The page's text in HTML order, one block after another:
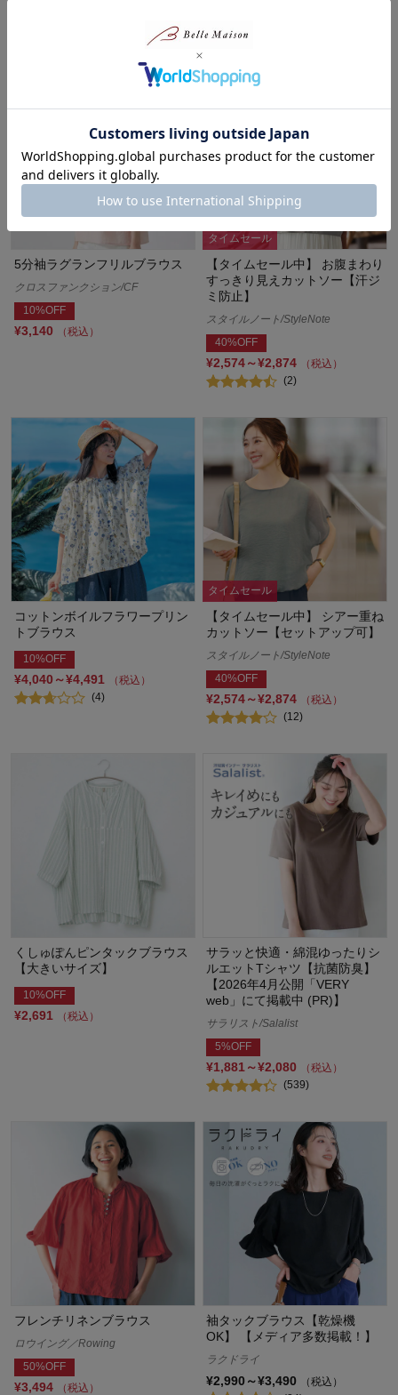
5分袖ラグランフリルブラウス
クロスファンクション/CF
10%OFF
¥3,140 （税込）
タイムセール
【タイムセール中】 お腹まわり
すっきり見えカットソー【汗ジ
ミ防止】
スタイルノート/StyleNote
40%OFF
¥2,574～¥2,874
（税込）
(2)
コットンボイルフラワープリン
トブラウス
10%OFF
¥4,040～¥4,491
（税込）
(4)
タイムセール
【タイムセール中】 シアー重ね
カットソー【セットアップ可】
スタイルノート/StyleNote
40%OFF
¥2,574～¥2,874
（税込）
(12)
くしゅぽんピンタックブラウス
【大きいサイズ】
10%OFF
¥2,691 （税込）
サラッと快適・綿混ゆったりシ
ルエットTシャツ【抗菌防臭】
【2026年4月公開「VERY
web」にて掲載中 (PR)】
サラリスト/Salalist
5%OFF
¥1,881～¥2,080
（税込）
(539)
フレンチリネンブラウス
ロウイング／Rowing
50%OFF
¥3,494 （税込）
袖タックブラウス【乾燥機
OK】 【メディア多数掲載！】
ラクドライ
¥2,990～¥3,490
（税込）